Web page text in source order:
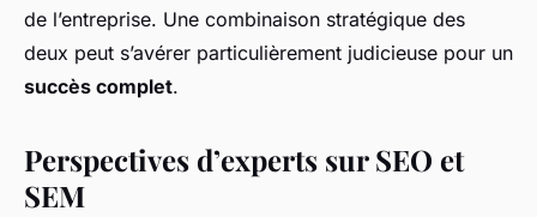
de l’entreprise. Une combinaison stratégique des
deux peut s’avérer particulièrement judicieuse pour un
succès complet.
Perspectives d’experts sur SEO et
SEM